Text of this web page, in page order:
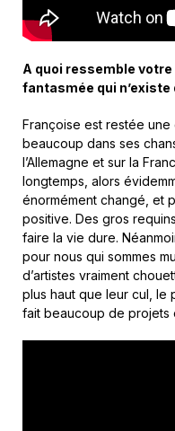
A quoi ressemble
fantasmée qui
Françoise est restée
beaucoup dans ses
l’Allemagne et sur la
longtemps, alors
énormément changé, et
positive. Des gros
faire la vie dure.
pour nous qui sommes
d’artistes vraiment
plus haut que leur cul, le
fait beaucoup de projets